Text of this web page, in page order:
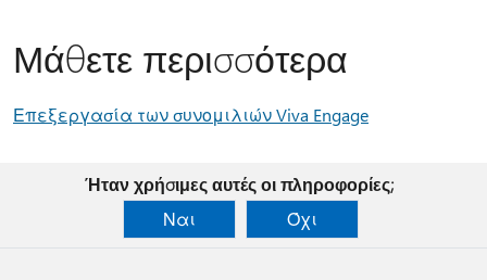
Μάθετε περισσότερα
Επεξεργασία των συνομιλιών Viva Engage
Ήταν χρήσιμες αυτές οι πληροφορίες;
Ναι
Όχι